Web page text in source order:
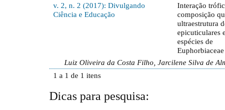
v. 2, n. 2 (2017): Divulgando
Ciência e Educação
Interação
composição
ultraestrutura
epicuticulares
espécies de
Euphorbiaceae
Luiz Oliveira da Costa Filho, Jarcilene Silva de
1 a 1 de 1 itens
Dicas para pesquisa: